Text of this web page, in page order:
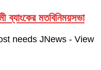
ব্যাংকের মতবিনিময়সভা
needs JNews - View